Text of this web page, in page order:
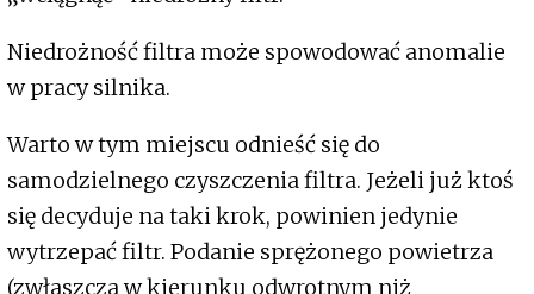
Niedrożność filtra może spowodować anomalie
w pracy silnika.
Warto w tym miejscu odnieść się do
samodzielnego czyszczenia filtra. Jeżeli już ktoś
się decyduje na taki krok, powinien jedynie
wytrzepać filtr. Podanie sprężonego powietrza
(zwłaszcza w kierunku odwrotnym niż